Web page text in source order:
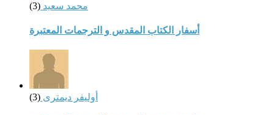
محمد سعيد (3)
أسفار الكتاب المقدس و الترجمات المعتبرة
أوليفر ديمترى (3)